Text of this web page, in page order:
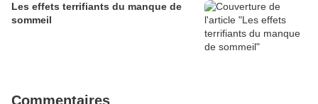
Les effets terrifiants du manque de
sommeil
Commentaires